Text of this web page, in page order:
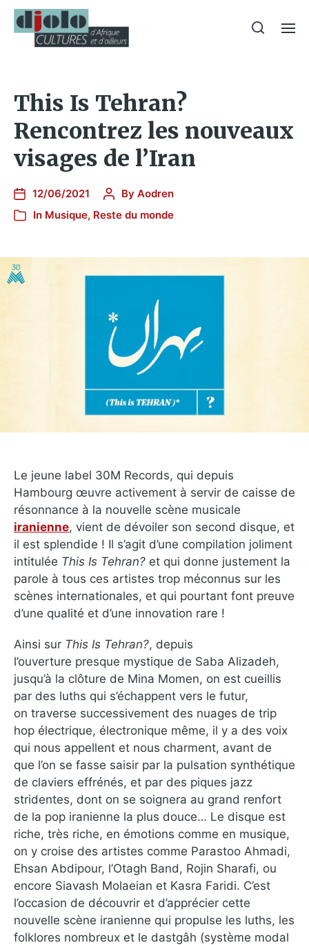
This Is Tehran?
Rencontrez les nouveaux
visages de l’Iran
12/06/2021 By Aodren
In Musique, Reste du monde
Le jeune label 30M Records, qui depuis
Hambourg œuvre activement à servir de caisse de
résonnance à la nouvelle scène musicale
iranienne, vient de dévoiler son second disque, et
il est splendide ! Il s’agit d’une compilation joliment
intitulée This Is Tehran? et qui donne justement la
parole à tous ces artistes trop méconnus sur les
scènes internationales, et qui pourtant font preuve
d’une qualité et d’une innovation rare !
Ainsi sur This Is Tehran?, depuis
l’ouverture presque mystique de Saba Alizadeh,
jusqu’à la clôture de Mina Momen, on est cueillis
par des luths qui s’échappent vers le futur,
on traverse successivement des nuages de trip
hop électrique, électronique même, il y a des voix
qui nous appellent et nous charment, avant de
que l’on se fasse saisir par la pulsation synthétique
de claviers effrénés, et par des piques jazz
stridentes, dont on se soignera au grand renfort
de la pop iranienne la plus douce… Le disque est
riche, très riche, en émotions comme en musique,
on y croise des artistes comme Parastoo Ahmadi,
Ehsan Abdipour, l’Otagh Band, Rojin Sharafi, ou
encore Siavash Molaeian et Kasra Faridi. C’est
l’occasion de découvrir et d’apprécier cette
nouvelle scène iranienne qui propulse les luths, les
folklores nombreux et le dastgâh (système modal